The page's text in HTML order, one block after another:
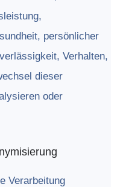
persönlicher
Verhalten,
dieser
oder
Verarbeitung